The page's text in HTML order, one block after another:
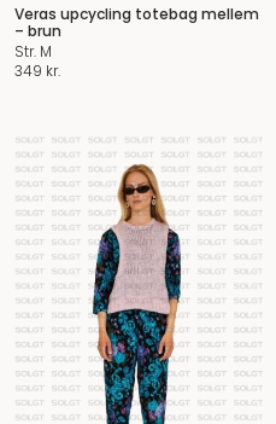
Veras upcycling totebag mellem
– brun
Str. M
349 kr.